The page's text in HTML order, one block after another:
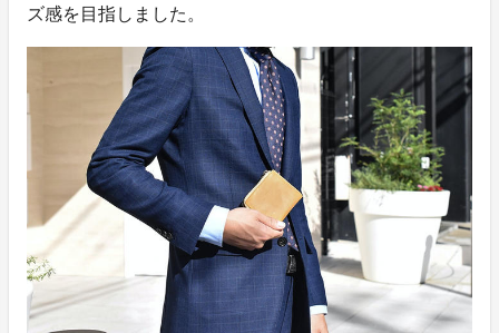
ズ感を目指しました。